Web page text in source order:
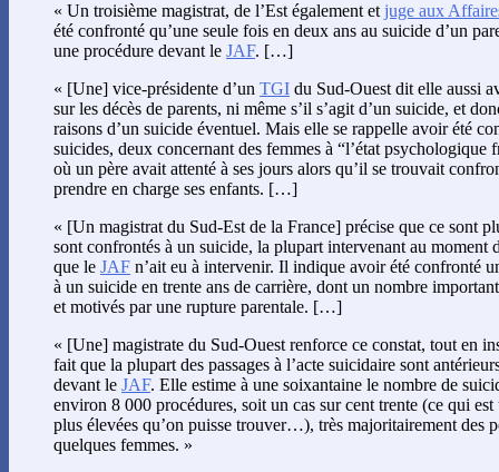
« Un troisième magistrat, de l’Est également et juge aux
été confronté qu’une seule fois en deux ans au suicide d’un
une procédure devant le JAF. […]
« [Une] vice-présidente d’un TGI du Sud-Ouest dit elle aussi
sur les décès de parents, ni même s’il s’agit d’un suicide, et
raisons d’un suicide éventuel. Mais elle se rappelle avoir été
suicides, deux concernant des femmes à “l’état psychologique
où un père avait attenté à ses jours alors qu’il se trouvait
prendre en charge ses enfants. […]
« [Un magistrat du Sud-Est de la France] précise que ce sont
sont confrontés à un suicide, la plupart intervenant au moment
que le JAF n’ait eu à intervenir. Il indique avoir été confronté
à un suicide en trente ans de carrière, dont un nombre
et motivés par une rupture parentale. […]
« [Une] magistrate du Sud-Ouest renforce ce constat, tout en
fait que la plupart des passages à l’acte suicidaire sont
devant le JAF. Elle estime à une soixantaine le nombre de
environ 8 000 procédures, soit un cas sur cent trente (ce qui est
plus élevées qu’on puisse trouver…), très majoritairement des
quelques femmes. »